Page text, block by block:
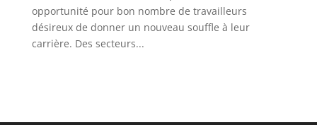
opportunité pour bon nombre de travailleurs
désireux de donner un nouveau souffle à leur
carrière. Des secteurs...